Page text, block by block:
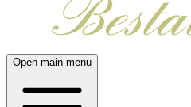
Open main menu